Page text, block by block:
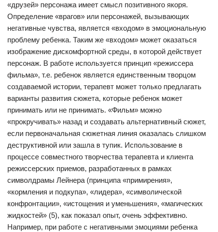
«друзей» персонажа имеет смысл позитивного якоря.
Определение «врагов» или персонажей, вызывающих
негативные чувства, является «входом» в эмоциональную
проблему ребенка. Таким же «входом» может оказаться
изображение дискомфортной среды, в которой действует
персонаж. В работе используется принцип «режиссера
фильма», т.е. ребенок является единственным творцом
создаваемой истории, терапевт может только предлагать
варианты развития сюжета, которые ребенок может
принимать или не принимать. «Фильм» можно
«прокручивать» назад и создавать альтернативный сюжет,
если первоначальная сюжетная линия оказалась слишком
деструктивной или зашла в тупик. Использование в
процессе совместного творчества терапевта и клиента
режиссерских приемов, разработанных в рамках
символдрамы Лейнера (принципа «примирения»,
«кормления и подкупа», «лидера», «символической
конфронтации», «истощения и уменьшения», «магических
жидкостей» (5), как показал опыт, очень эффективно.
Например, при работе с негативными эмоциями ребенка